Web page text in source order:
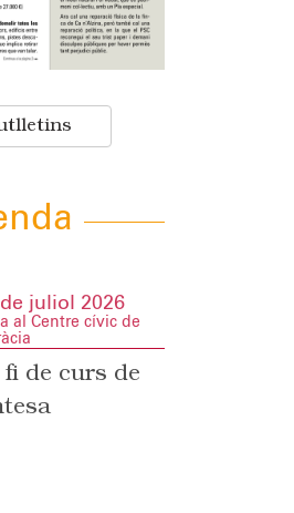
juliol 2026
al Centre cívic de
de curs de